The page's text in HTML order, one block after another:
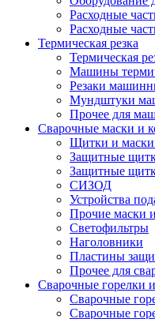
Расходные
Расходные
Термическая резка
Термическая
Машины
Резаки
Мундштуки
Прочее для
Сварочные маски и
Щитки и маски
Защитные
Защитные
СИЗОД
Устройства
Прочие маски
Светофильтры
Наголовники
Пластины
Прочее для
Сварочные горелки
Сварочные
Сварочные